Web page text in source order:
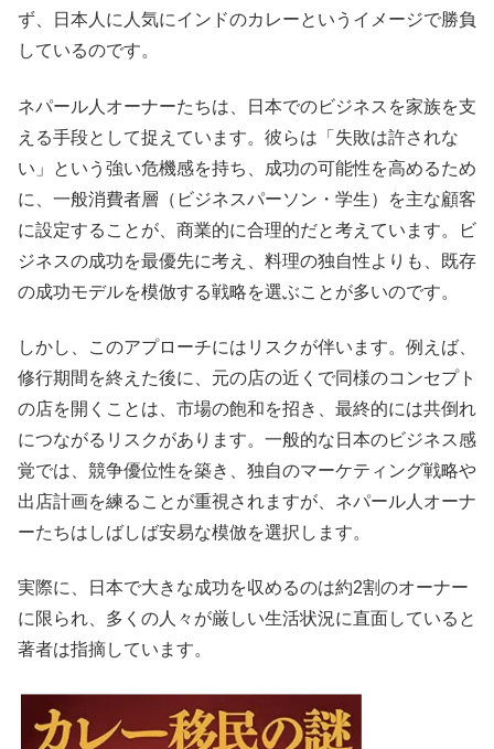
ず、日本人に人気にインドのカレーというイメージで勝負
しているのです。
ネパール人オーナーたちは、日本でのビジネスを家族を支
える手段として捉えています。彼らは「失敗は許されな
い」という強い危機感を持ち、成功の可能性を高めるため
に、一般消費者層（ビジネスパーソン・学生）を主な顧客
に設定することが、商業的に合理的だと考えています。ビ
ジネスの成功を最優先に考え、料理の独自性よりも、既存
の成功モデルを模倣する戦略を選ぶことが多いのです。
しかし、このアプローチにはリスクが伴います。例えば、
修行期間を終えた後に、元の店の近くで同様のコンセプト
の店を開くことは、市場の飽和を招き、最終的には共倒れ
につながるリスクがあります。一般的な日本のビジネス感
覚では、競争優位性を築き、独自のマーケティング戦略や
出店計画を練ることが重視されますが、ネパール人オーナ
ーたちはしばしば安易な模倣を選択します。
実際に、日本で大きな成功を収めるのは約2割のオーナー
に限られ、多くの人々が厳しい生活状況に直面していると
著者は指摘しています。